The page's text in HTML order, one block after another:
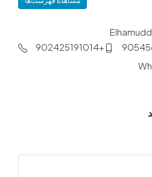
+902425191014